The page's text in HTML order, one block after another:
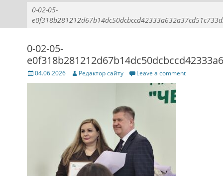
0-02-05-
0-02-05-
Posted
on
04.06.2026 Author
Редактор сайту Leave a comment